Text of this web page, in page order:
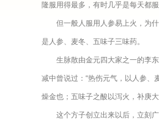
隆服用得最多，有时几乎是每天都
但一般人服用人参易上火，为什
是人参、麦冬、五味子三味药。
生脉散由金元四大家之一的李东
减中曾说过：“热伤元气，以人参
燥金也；五味子之酸以泻火，补庚
这个方子创立出来以后，立刻广